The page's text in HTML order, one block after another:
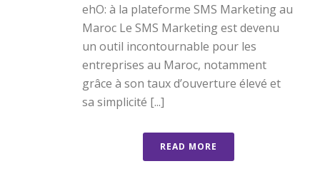
ehO: à la plateforme SMS Marketing au
Maroc Le SMS Marketing est devenu
un outil incontournable pour les
entreprises au Maroc, notamment
grâce à son taux d’ouverture élevé et
sa simplicité [...]
READ MORE